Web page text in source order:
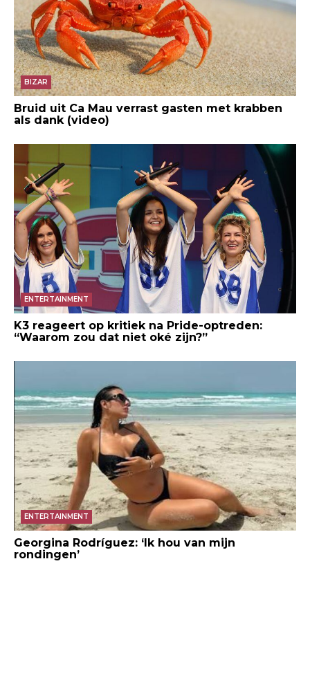
BIZAR
Bruid uit Ca Mau verrast gasten met krabben
als dank (video)
ENTERTAINMENT
K3 reageert op kritiek na Pride-optreden:
“Waarom zou dat niet oké zijn?”
ENTERTAINMENT
Georgina Rodríguez: ‘Ik hou van mijn
rondingen’